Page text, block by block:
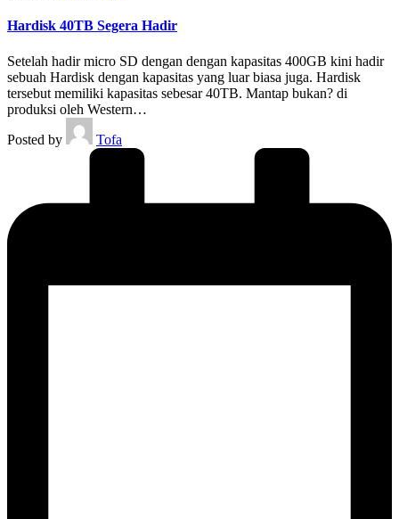
Hardisk 40TB Segera Hadir
Setelah hadir micro SD dengan dengan kapasitas 400GB kini hadir
sebuah Hardisk dengan kapasitas yang luar biasa juga. Hardisk
tersebut memiliki kapasitas sebesar 40TB. Mantap bukan? di
produksi oleh Western…
Posted by
Tofa